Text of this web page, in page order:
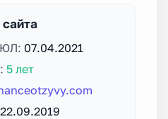
ЮЛ: 07.04.2021
5 лет
22.09.2019